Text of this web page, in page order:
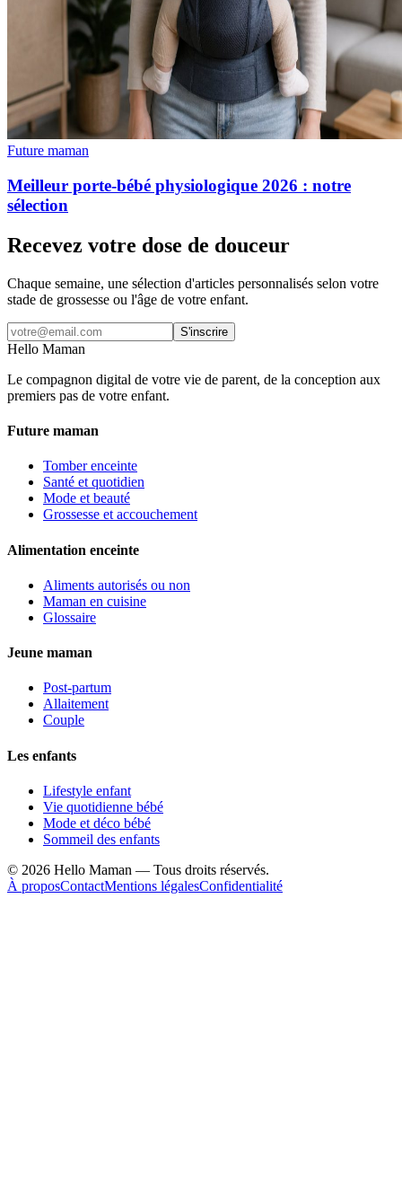
Future maman
Meilleur porte-bébé physiologique 2026 : notre
sélection
Recevez votre dose de douceur
Chaque semaine, une sélection d'articles personnalisés selon votre
stade de grossesse ou l'âge de votre enfant.
S'inscrire
Hello Maman
Le compagnon digital de votre vie de parent, de la conception aux
premiers pas de votre enfant.
Future maman
Tomber enceinte
Santé et quotidien
Mode et beauté
Grossesse et accouchement
Alimentation enceinte
Aliments autorisés ou non
Maman en cuisine
Glossaire
Jeune maman
Post-partum
Allaitement
Couple
Les enfants
Lifestyle enfant
Vie quotidienne bébé
Mode et déco bébé
Sommeil des enfants
© 2026 Hello Maman — Tous droits réservés.
À proposContactMentions légalesConfidentialité